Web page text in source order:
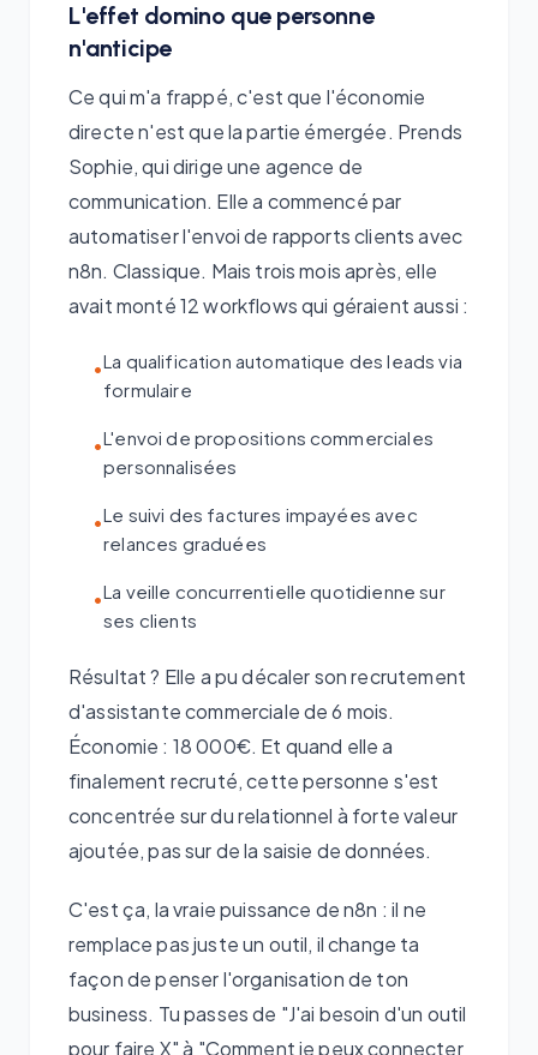
L'effet domino que personne
n'anticipe
Ce qui m'a frappé, c'est que l'économie
directe n'est que la partie émergée. Prends
Sophie, qui dirige une agence de
communication. Elle a commencé par
automatiser l'envoi de rapports clients avec
n8n. Classique. Mais trois mois après, elle
avait monté 12 workflows qui géraient aussi :
•La qualification automatique des leads via
formulaire
•L'envoi de propositions commerciales
personnalisées
•Le suivi des factures impayées avec
relances graduées
•La veille concurrentielle quotidienne sur
ses clients
Résultat ? Elle a pu décaler son recrutement
d'assistante commerciale de 6 mois.
Économie : 18 000€. Et quand elle a
finalement recruté, cette personne s'est
concentrée sur du relationnel à forte valeur
ajoutée, pas sur de la saisie de données.
C'est ça, la vraie puissance de n8n : il ne
remplace pas juste un outil, il change ta
façon de penser l'organisation de ton
business. Tu passes de "J'ai besoin d'un outil
pour faire X" à "Comment je peux connecter